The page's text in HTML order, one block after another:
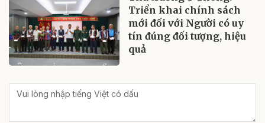
Triển khai chính sách
mới đối với Người có uy
tín đúng đối tượng, hiệu
quả